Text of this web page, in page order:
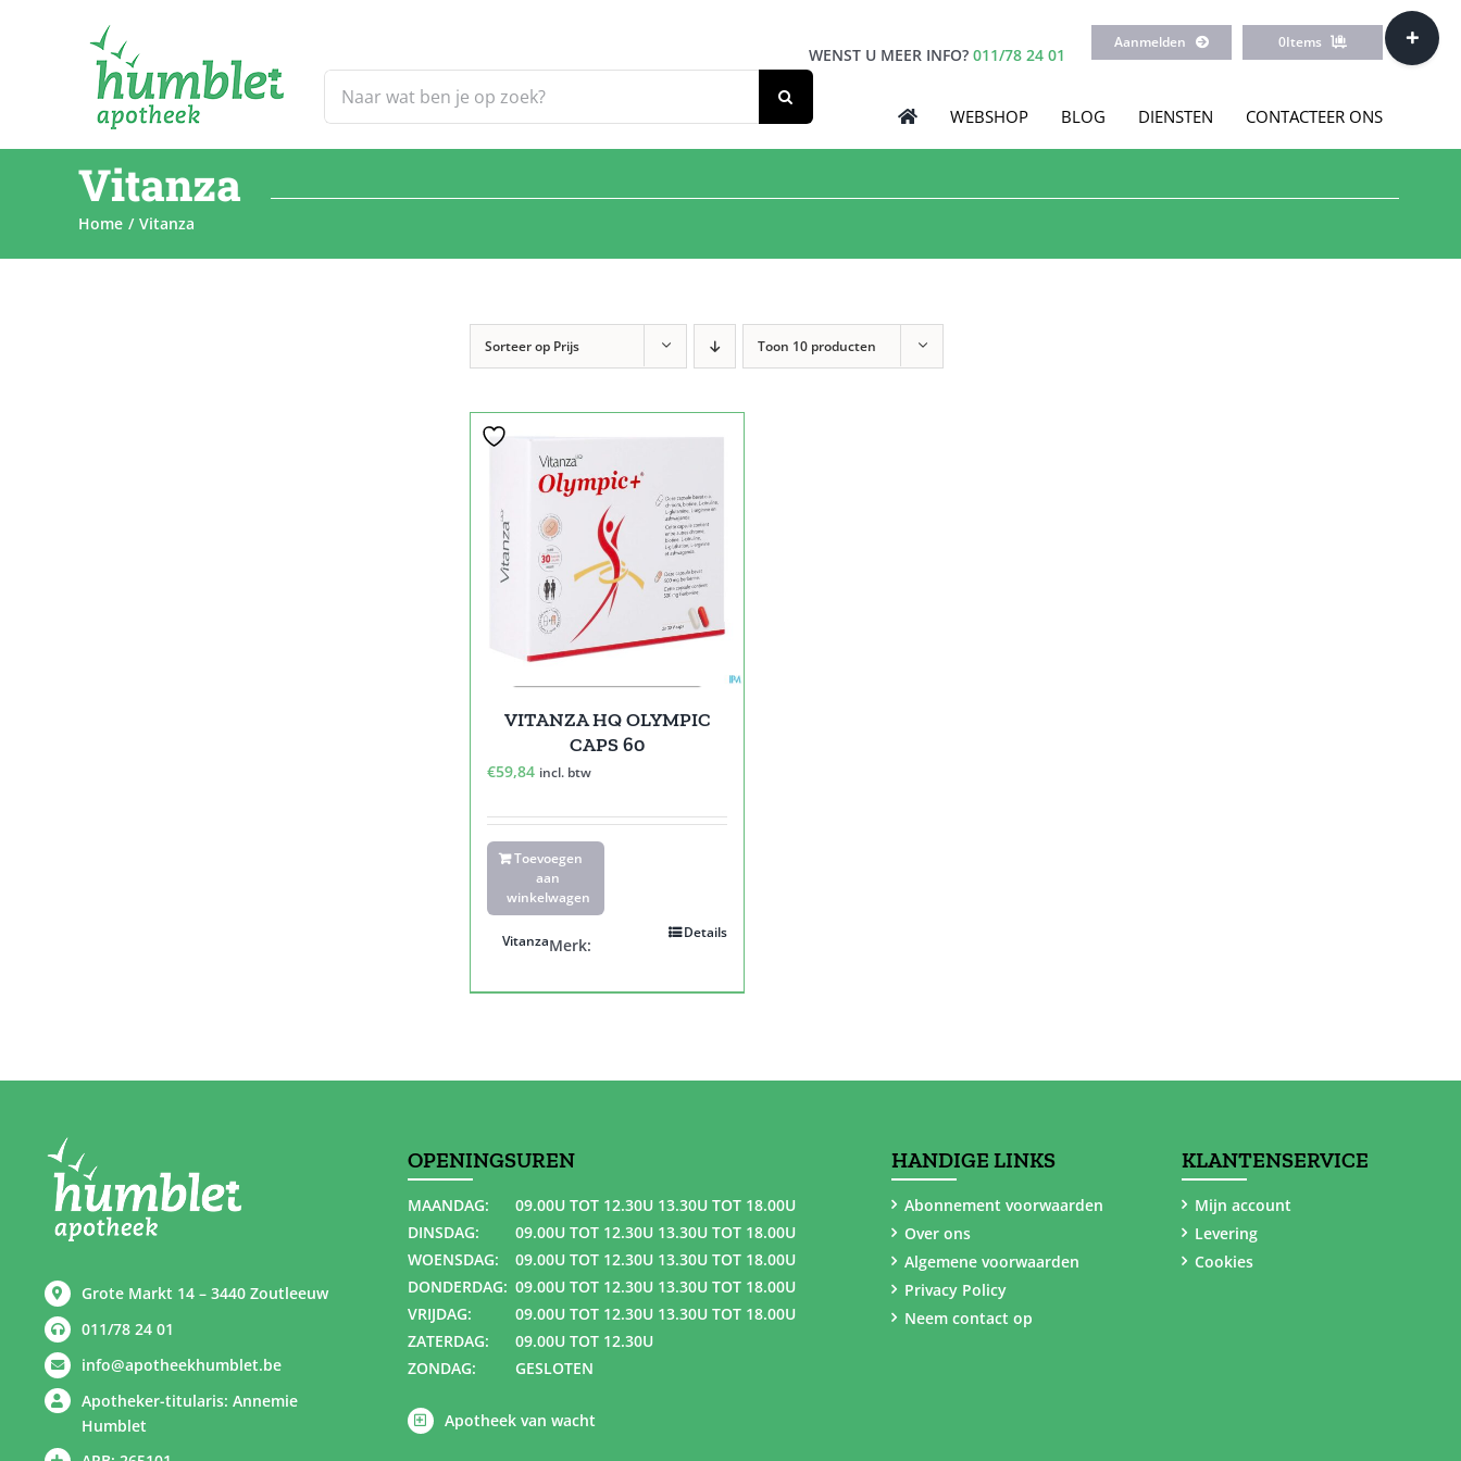
naar:
WENST U MEER INFO? 011/78 24 01
Aanmelden 0Items
WEBSHOP BLOG DIENSTEN CONTACTEER ONS
Vitanza
Home Vitanza
Sorteer op Prijs Toon 10 producten
VITANZA HQ OLYMPIC
CAPS 60
€59,84 incl. btw
Toevoegen
aan
winkelwagen
Details
Merk:
Vitanza
Grote Markt 14 – 3440 Zoutleeuw
011/78 24 01
info@apotheekhumblet.be
Apotheker-titularis: Annemie
Humblet
OPENINGSUREN
MAANDAG:
09.00U TOT 12.30U 13.30U TOT 18.00U
DINSDAG:
09.00U TOT 12.30U 13.30U TOT 18.00U
WOENSDAG:
09.00U TOT 12.30U 13.30U TOT 18.00U
DONDERDAG: 09.00U TOT 12.30U 13.30U TOT 18.00U
VRIJDAG:
09.00U TOT 12.30U 13.30U TOT 18.00U
ZATERDAG:
09.00U TOT 12.30U
ZONDAG:
GESLOTEN
Apotheek van wacht
HANDIGE LINKS
Abonnement voorwaarden
Over ons
Algemene voorwaarden
Privacy Policy
Neem contact op
KLANTENSERVICE
Mijn account
Levering
Cookies
Toggle
Sliding